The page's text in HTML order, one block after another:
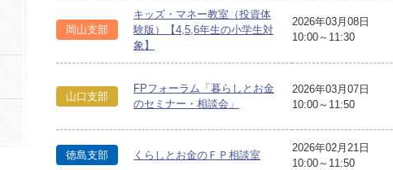
岡山支部
キッズ・マネー教室（投資体
験版）【4,5,6年生の小学生対
象】
2026年03月08日
10:00～11:30
山口支部
FPフォーラム「暮らしとお金
のセミナー・相談会」
2026年03月07日
10:00～11:50
徳島支部 くらしとお金のＦＰ相談室
2026年02月21日
10:00～11:50